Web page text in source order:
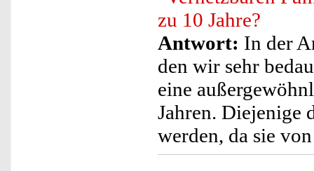
zu 10 Jahre?
Antwort: In der
den wir sehr
eine
Jahren. Diejenige
werden, da sie